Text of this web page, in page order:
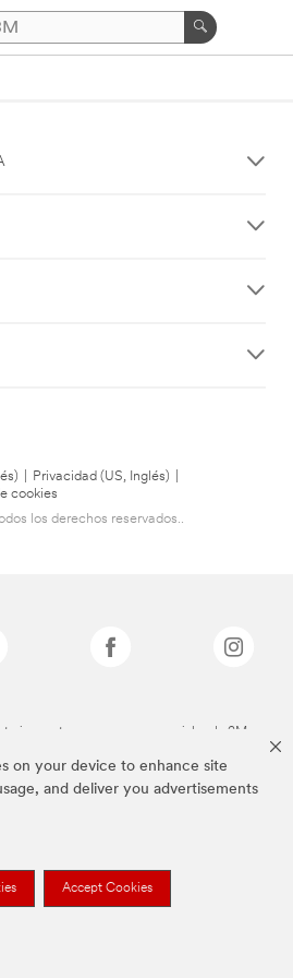
on your device to enhance site
and deliver you advertisements
Accept Cookies
Privacidad (US, Inglés)
cookies
los derechos reservados..
son marcas comerciales de 3M.